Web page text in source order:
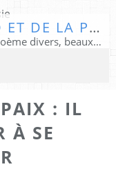
LE MONDE DE LA PHILO ET DE LA POÉSIE
Extraits de livres lus, poèmes perso, poème divers, beaux textes...
: IL
À SE